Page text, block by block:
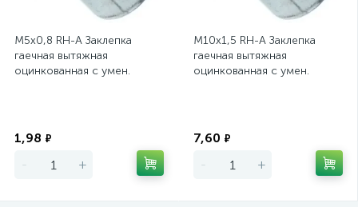
М5х0,8 RH-A Заклепка
гаечная вытяжная
оцинкованная с умен.
1,98 ₽
- +
М10х1,5 RH-A Заклепка
гаечная вытяжная
оцинкованная с умен.
7,60 ₽
- +